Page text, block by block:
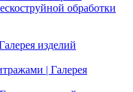
обработки
изделий
| Галерея